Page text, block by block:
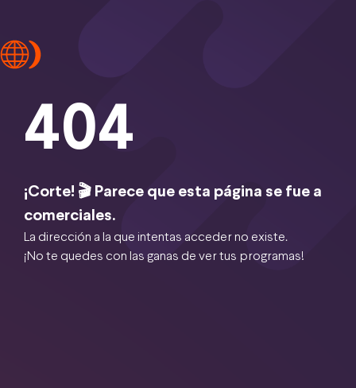
404
¡Corte! 🎬 Parece que esta página se fue a
comerciales.
La dirección a la que intentas acceder no existe.
¡No te quedes con las ganas de ver tus programas!